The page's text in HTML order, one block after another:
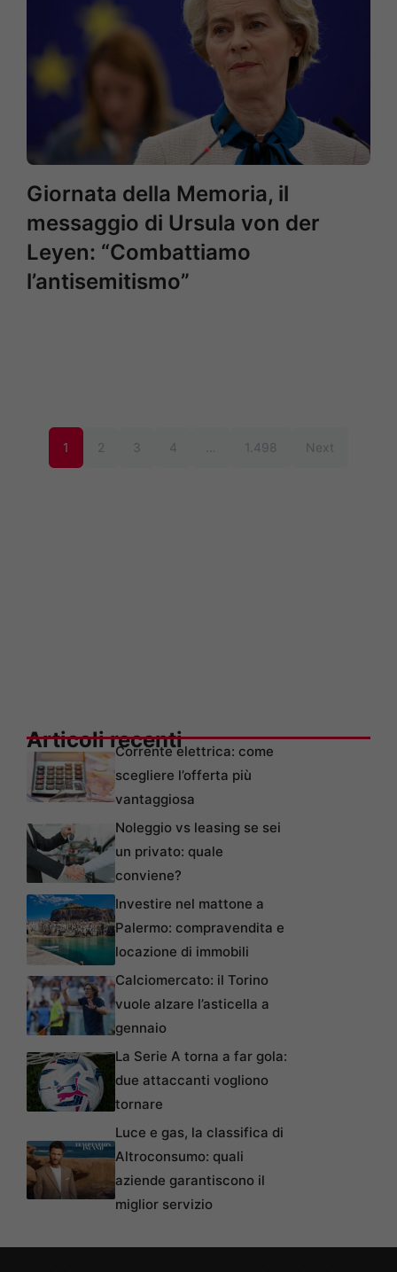
Giornata della Memoria, il
messaggio di Ursula von der
Leyen: “Combattiamo
l’antisemitismo”
1 2 3 4 1.498 Next
Articoli recentiCorrente elettrica: come
scegliere l’offerta più
vantaggiosa
Noleggio vs leasing se sei
un privato: quale
conviene?
Investire nel mattone a
Palermo: compravendita e
locazione di immobili
Calciomercato: il Torino
vuole alzare l’asticella a
gennaio
La Serie A torna a far gola:
due attaccanti vogliono
tornare
Luce e gas, la classifica di
Altroconsumo: quali
aziende garantiscono il
miglior servizio